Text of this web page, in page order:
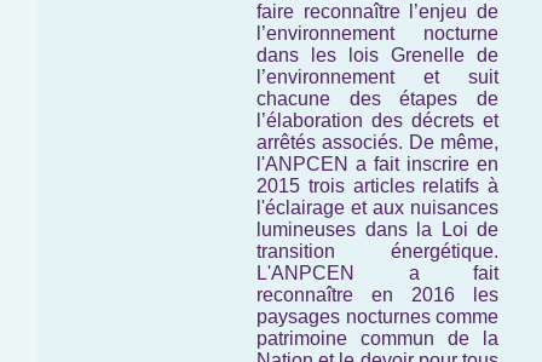
faire reconnaître l’enjeu de
l’environnement nocturne
dans les lois Grenelle de
l’environnement et suit
chacune des étapes de
l’élaboration des décrets et
arrêtés associés. De même,
l'ANPCEN a fait inscrire en
2015 trois articles relatifs à
l'éclairage et aux nuisances
lumineuses dans la Loi de
transition énergétique.
L'ANPCEN a fait
reconnaître en 2016 les
paysages nocturnes comme
patrimoine commun de la